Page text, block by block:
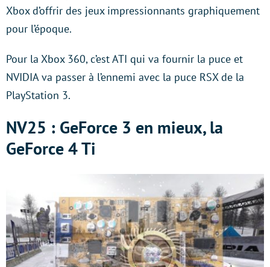
Xbox d’offrir des jeux impressionnants graphiquement
pour l’époque.
Pour la Xbox 360, c’est ATI qui va fournir la puce et
NVIDIA va passer à l’ennemi avec la puce RSX de la
PlayStation 3.
NV25 : GeForce 3 en mieux, la
GeForce 4 Ti